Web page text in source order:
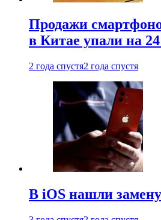
Продажи
в Китае упали на
2 года спустя2 года спустя
В iOS нашли